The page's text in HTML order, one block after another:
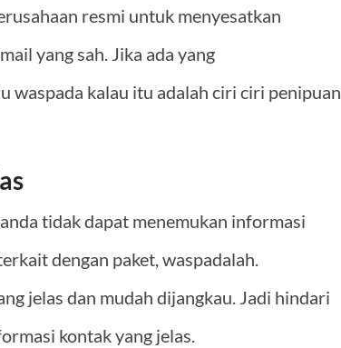
resmi untuk menyesatkan
yang sah. Jika ada yang
waspada kalau itu adalah ciri ciri penipuan
tidak dapat menemukan informasi
dengan paket, waspadalah.
jelas dan mudah dijangkau. Jadi hindari
kontak yang jelas.